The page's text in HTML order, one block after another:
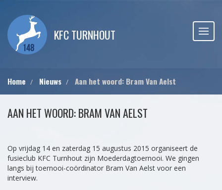
KFC TURNHOUT
Home Nieuws Aan het woord: Bram Van Aelst
AAN HET WOORD: BRAM VAN AELST
Op vrijdag 14 en zaterdag 15 augustus 2015 organiseert de
fusieclub KFC Turnhout zijn Moederdagtoernooi. We gingen
langs bij toernooi-coördinator Bram Van Aelst voor een
interview.